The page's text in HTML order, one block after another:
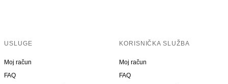
USLUGE
Moj račun
FAQ
KORISNIČKA SLUŽBA
Moj račun
FAQ